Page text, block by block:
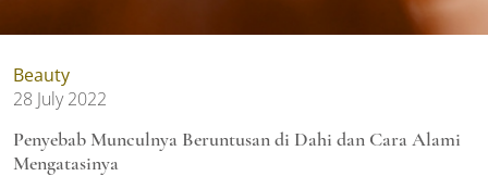
Beauty
28 July 2022
Penyebab Munculnya Beruntusan di Dahi dan Cara Alami
Mengatasinya